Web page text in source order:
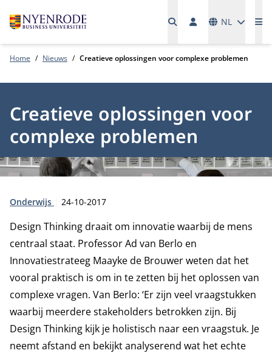
NL
Home Nieuws Creatieve oplossingen voor complexe problemen
Creatieve oplossingen voor
complexe problemen
Type:
Onderwijs Publicatiedatum:
24-10-2017
Design Thinking draait om innovatie waarbij de mens
centraal staat. Professor Ad van Berlo en
Innovatiestrateeg Maayke de Brouwer weten dat het
vooral praktisch is om in te zetten bij het oplossen van
complexe vragen. Van Berlo: ‘Er zijn veel vraagstukken
waarbij meerdere stakeholders betrokken zijn. Bij
Design Thinking kijk je holistisch naar een vraagstuk. Je
neemt afstand en bekijkt analyserend wat het echte